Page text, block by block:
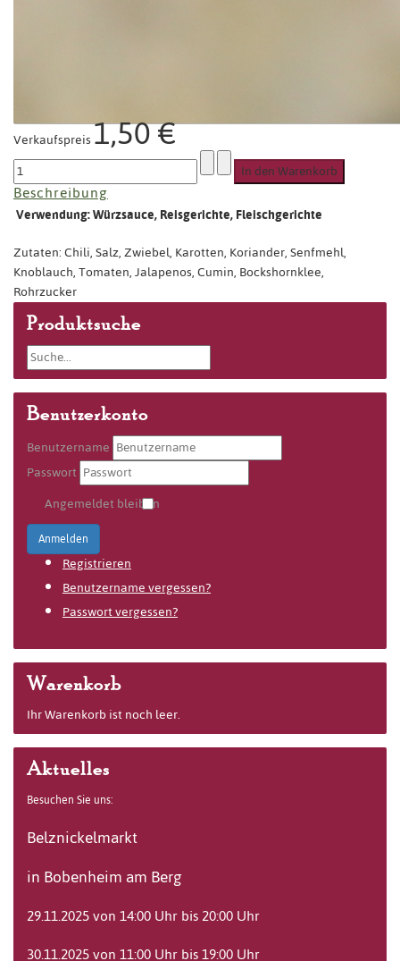
Verkaufspreis1,50 €
Beschreibung
Verwendung: Würzsauce, Reisgerichte, Fleischgerichte
Zutaten: Chili, Salz, Zwiebel, Karotten, Koriander, Senfmehl,
Knoblauch, Tomaten, Jalapenos, Cumin, Bockshornklee,
Rohrzucker
Produktsuche
Benutzerkonto
Benutzername
Passwort
Angemeldet bleiben
Anmelden
Registrieren
Benutzername vergessen?
Passwort vergessen?
Warenkorb
Ihr Warenkorb ist noch leer.
Aktuelles
Besuchen Sie uns:
Belznickelmarkt
in Bobenheim am Berg
29.11.2025 von 14:00 Uhr bis 20:00 Uhr
30.11.2025 von 11:00 Uhr bis 19:00 Uhr